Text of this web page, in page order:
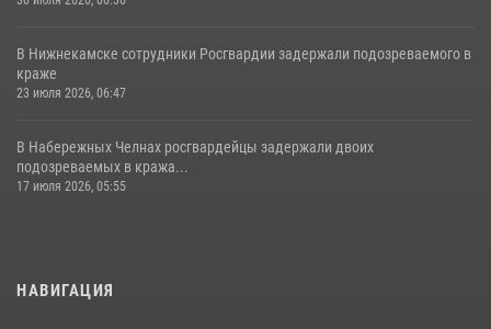
В Нижнекамске сотрудники Росгвардии задержали подозреваемого в
краже
23 июля 2026, 06:47
В Набережных Челнах росгвардейцы задержали двоих
подозреваемых в кража...
17 июля 2026, 05:55
НАВИГАЦИЯ